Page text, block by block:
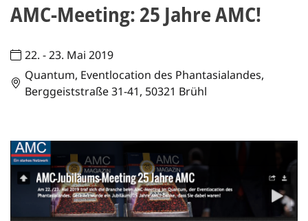
AMC-Meeting: 25 Jahre AMC!
22. - 23. Mai 2019
Quantum, Eventlocation des Phantasialandes,
Berggeiststraße 31-41, 50321 Brühl